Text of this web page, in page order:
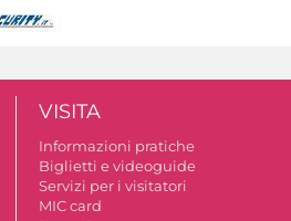
VISITA
Informazioni pratiche
Biglietti e videoguide
Servizi per i visitatori
MIC card